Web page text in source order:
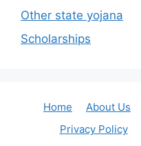
Other state yojana
Scholarships
Home About Us
Privacy Policy